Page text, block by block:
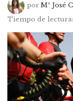
por Mª José
Tiempo de